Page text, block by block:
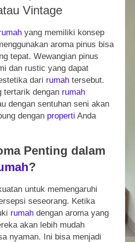
Vintage
yang memiliki konsep
aroma pinus bisa
tepat. Wewangian pinus
dan rustic yang dapat
dari rumah tersebut.
tertarik dengan rumah
dengan sentuhan seni akan
dengan properti Anda
Penting dalam
?
untuk memengaruhi
seseorang. Ketika
rumah dengan aroma yang
akan lebih mudah
nyaman. Ini bisa menjadi